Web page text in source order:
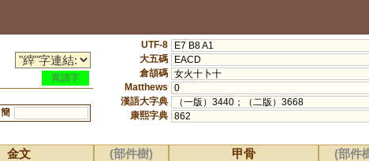
異讀字
簡
UTF-8
E7 B8 A1
大五碼
EACD
倉頡碼 女火十卜十
Matthews
0
漢語大字典
（一版）3440；（二版）3668
康熙字典 862
金文 (部件樹) 甲骨 (部件